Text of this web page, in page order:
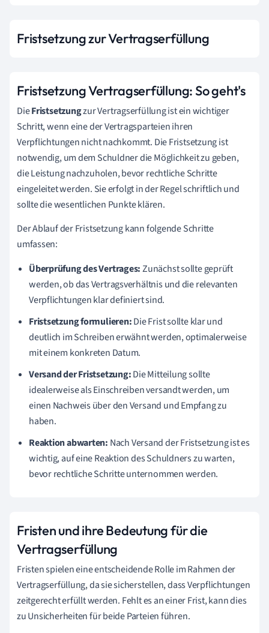
Fristsetzung zur Vertragserfüllung
Fristsetzung Vertragserfüllung: So geht's
DieFristsetzungzur Vertragserfüllung ist ein wichtiger
Schritt, wenn eine der Vertragsparteien ihren
Verpflichtungen nicht nachkommt. Die Fristsetzung ist
notwendig, um dem Schuldner die Möglichkeit zu geben,
die Leistung nachzuholen, bevor rechtliche Schritte
eingeleitet werden. Sie erfolgt in der Regel schriftlich und
sollte die wesentlichen Punkte klären.
Der Ablauf der Fristsetzung kann folgende Schritte
umfassen:
Überprüfung des Vertrages:Zunächst sollte geprüft
werden, ob das Vertragsverhältnis und die relevanten
Verpflichtungen klar definiert sind.
Fristsetzung formulieren:Die Frist sollte klar und
deutlich im Schreiben erwähnt werden, optimalerweise
mit einem konkreten Datum.
Versand der Fristsetzung:Die Mitteilung sollte
idealerweise als Einschreiben versandt werden, um
einen Nachweis über den Versand und Empfang zu
haben.
Reaktion abwarten: Nach Versand der Fristsetzung ist es
wichtig, auf eine Reaktion des Schuldners zu warten,
bevor rechtliche Schritte unternommen werden.
Fristen und ihre Bedeutung für die
Vertragserfüllung
Fristen spielen eine entscheidende Rolle im Rahmen der
Vertragserfüllung, da sie sicherstellen, dass Verpflichtungen
zeitgerecht erfüllt werden. Fehlt es an einer Frist, kann dies
zu Unsicherheiten für beide Parteien führen.